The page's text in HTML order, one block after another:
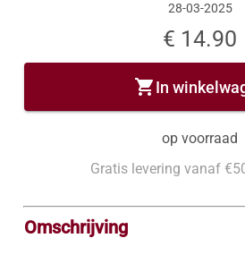
28-03-2025
€ 14.90
shopping_cartIn
op voorraad
Gratis levering vanaf
Omschrijving